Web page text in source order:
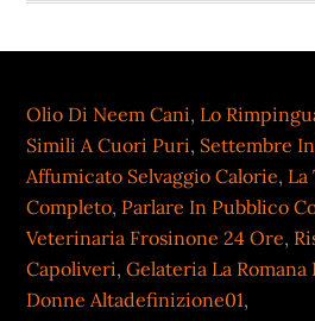
Olio Di Neem Cani, Lo
Simili A Cuori Puri, Settembre
Affumicato Selvaggio Calorie, La
Completo, Parlare In Pubblico
Veterinaria Frosinone 24 Ore,
Capoliveri,Gelateria La Romana
Donne Altadefinizione01,